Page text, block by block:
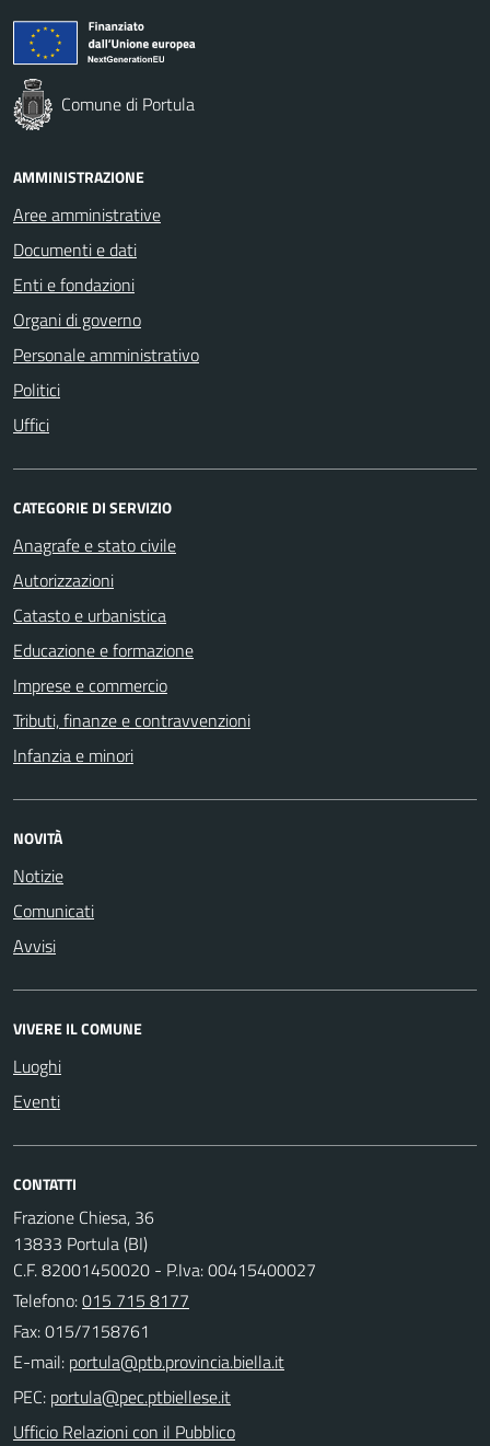
Comune di Portula
AMMINISTRAZIONE
Aree amministrative
Documenti e dati
Enti e fondazioni
Organi di governo
Personale amministrativo
Politici
Uffici
CATEGORIE DI SERVIZIO
Anagrafe e stato civile
Autorizzazioni
Catasto e urbanistica
Educazione e formazione
Imprese e commercio
Tributi, finanze e contravvenzioni
Infanzia e minori
NOVITÀ
Notizie
Comunicati
Avvisi
VIVERE IL COMUNE
Luoghi
Eventi
CONTATTI
Frazione Chiesa, 36
13833 Portula (BI)
C.F. 82001450020 - P.Iva: 00415400027
Telefono:015 715 8177
Fax: 015/7158761
E-mail:
PEC:
Ufficio Relazioni con il Pubblico